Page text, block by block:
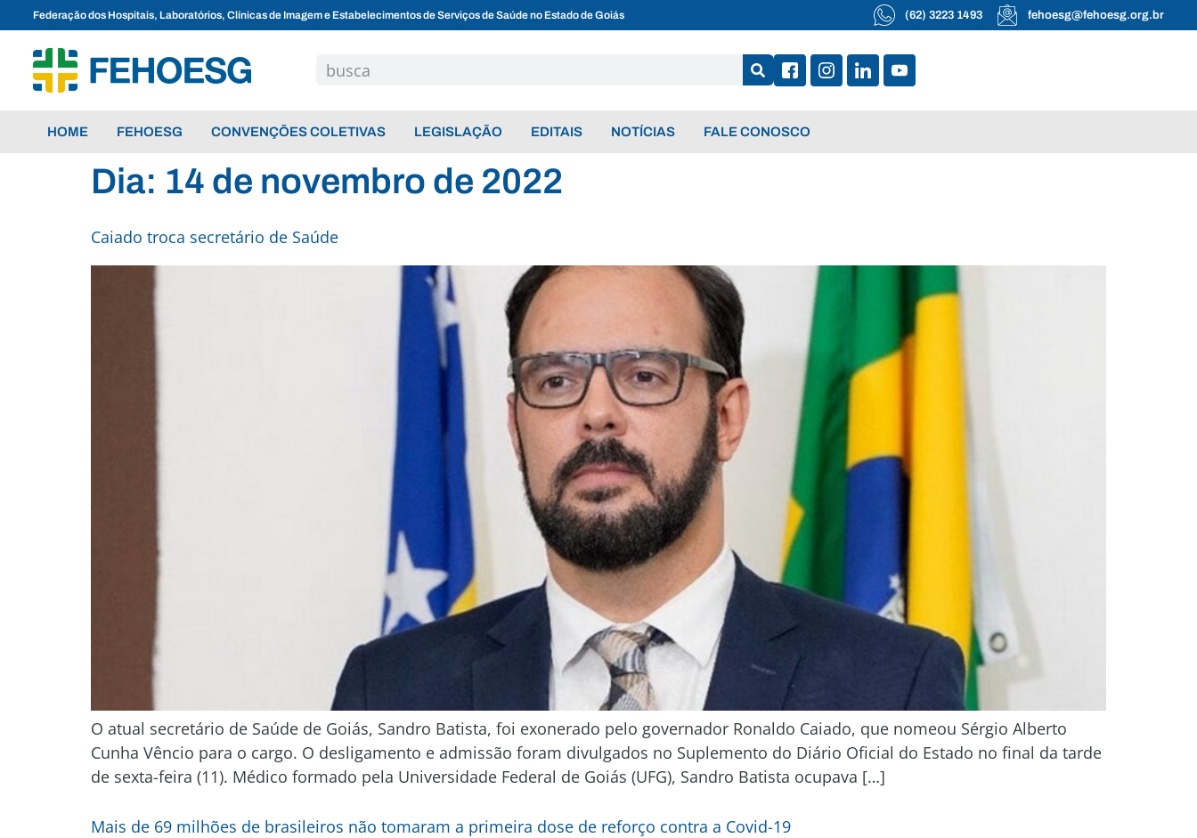
Federação dos Hospitais, Laboratórios, Clínicas de Imagem e Estabelecimentos de Serviços de Saúde no Estado de Goiás (62) 3223 1493 fehoesg@fehoesg.org.br
HOME FEHOESG CONVENÇÕES COLETIVAS LEGISLAÇÃO EDITAIS NOTÍCIAS FALE CONOSCO
Dia: 14 de novembro de 2022
Caiado troca secretário de Saúde
O atual secretário de Saúde de Goiás, Sandro Batista, foi exonerado pelo governador Ronaldo Caiado, que nomeou Sérgio Alberto
Cunha Vêncio para o cargo. O desligamento e admissão foram divulgados no Suplemento do Diário Oficial do Estado no final da tarde
de sexta-feira (11). Médico formado pela Universidade Federal de Goiás (UFG), Sandro Batista ocupava […]
Mais de 69 milhões de brasileiros não tomaram a primeira dose de reforço contra a Covid-19